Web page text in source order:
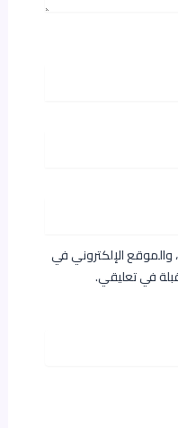
الإلكتروني في
في تعليقي.